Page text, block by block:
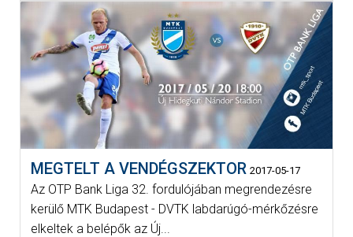
MEGTELT A VENDÉGSZEKTOR 2017-05-17
Az OTP Bank Liga 32. fordulójában megrendezésre
kerülő MTK Budapest - DVTK labdarúgó-mérkőzésre
elkeltek a belépők az Új...